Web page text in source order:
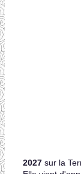
2027 sur la